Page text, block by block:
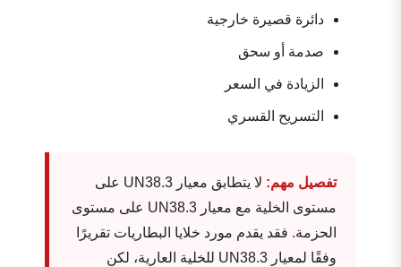
دائرة قصيرة خارجية
صدمة أو سحق
الزيادة في السعر
التسريح القسري
تفصيل مهم:
لا يتطابق معيار UN38.3 على
مستوى الخلية مع معيار UN38.3 على مستوى
الحزمة. فقد يقدم مورد خلايا البطاريات تقريرًا
وفقًا لمعيار UN38.3 للخلية العارية، لكن